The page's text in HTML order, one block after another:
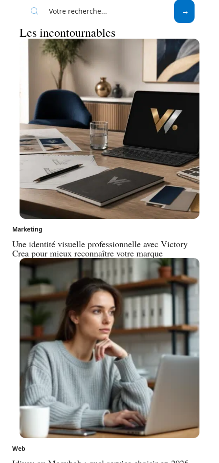
Les incontournables
Marketing
Une identité visuelle professionnelle avec Victory
Crea pour mieux reconnaître votre marque
Web